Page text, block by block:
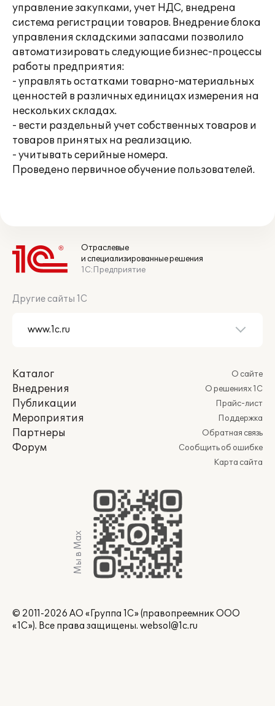
управление закупками, учет НДС, внедрена
система регистрации товаров. Внедрение блока
управления складскими запасами позволило
автоматизировать следующие бизнес-процессы
работы предприятия:
- управлять остатками товарно-материальных
ценностей в различных единицах измерения на
нескольких складах.
- вести раздельный учет собственных товаров и
товаров принятых на реализацию.
- учитывать серийные номера.
Проведено первичное обучение пользователей.
Отраслевые
и специализированные решения
1С:Предприятие
Другие сайты 1С
Каталог
Внедрения
Публикации
Мероприятия
Партнеры
Форум
О сайте
О решениях 1С
Прайс-лист
Поддержка
Обратная связь
Сообщить об ошибке
Карта сайта
Мы в Max
© 2011-2026 АО «Группа 1С» (правопреемник ООО
«1С»). Все права защищены. websol@1c.ru